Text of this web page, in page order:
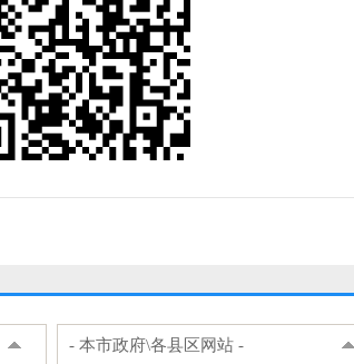
- 本市政府\各县区网站 -